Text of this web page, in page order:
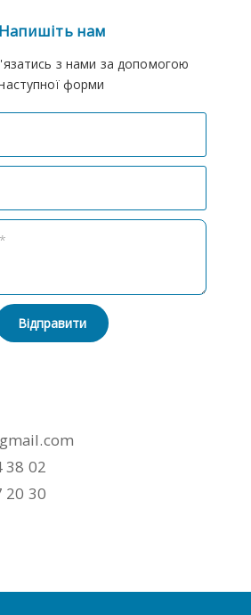
Напишіть нам
з нами за допомогою
форми
Відправити
38 02
20 30